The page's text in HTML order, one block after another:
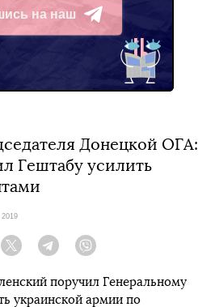
на наш
Донецкой ОГА:
Гештабу усилить
Twitter Telegram
поручил Генеральному
украинской армии по